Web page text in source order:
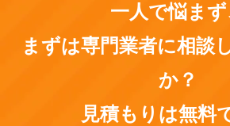
一人で悩まず
まずは専門業者に相談
か？
見積もりは無料